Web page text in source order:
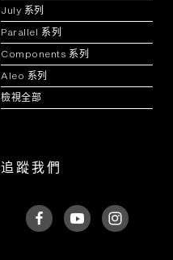
July 系列
Parallel 系列
Components 系列
Aleo 系列
檢視全部
追蹤我們